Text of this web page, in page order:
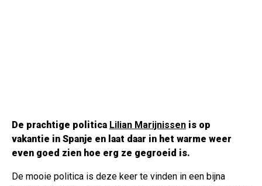
De prachtige politica Lilian Marijnissen is op
vakantie in Spanje en laat daar in het warme weer
even goed zien hoe erg ze gegroeid is.
De mooie politica is deze keer te vinden in een bijna